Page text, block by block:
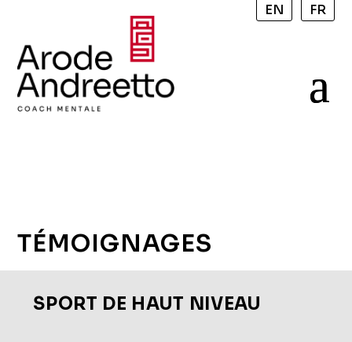
FR
EN
TÉMOIGNAGES
SPORT DE HAUT NIVEAU